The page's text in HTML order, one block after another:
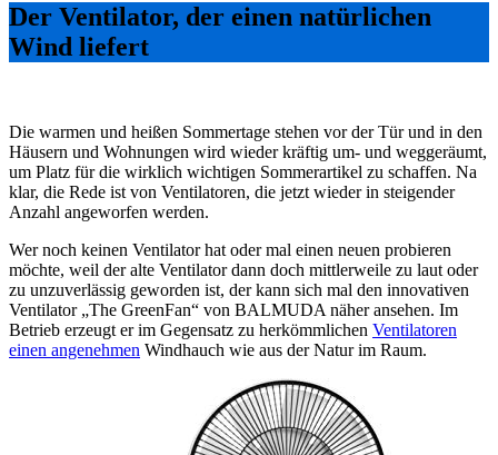
Der Ventilator, der einen natürlichen
Wind liefert
Die warmen und heißen Sommertage stehen vor der Tür und in den
Häusern und Wohnungen wird wieder kräftig um- und weggeräumt,
um Platz für die wirklich wichtigen Sommerartikel zu schaffen. Na
klar, die Rede ist von Ventilatoren, die jetzt wieder in steigender
Anzahl angeworfen werden.
Wer noch keinen Ventilator hat oder mal einen neuen probieren
möchte, weil der alte Ventilator dann doch mittlerweile zu laut oder
zu unzuverlässig geworden ist, der kann sich mal den innovativen
Ventilator „The GreenFan“ von BALMUDA näher ansehen. Im
Betrieb erzeugt er im Gegensatz zu herkömmlichen Ventilatoren
einen angenehmen Windhauch wie aus der Natur im Raum.